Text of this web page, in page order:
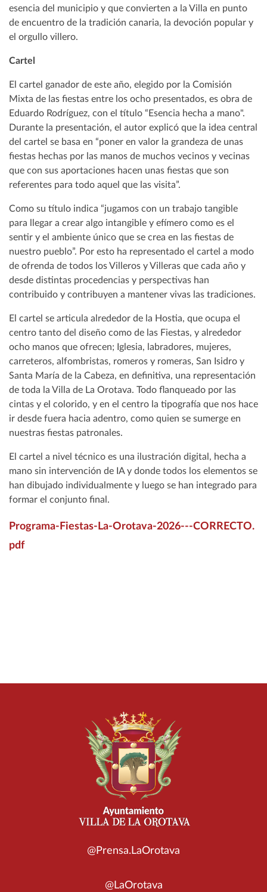
esencia del municipio y que convierten a la Villa en punto
de encuentro de la tradición canaria, la devoción popular y
el orgullo villero.
Cartel
El cartel ganador de este año, elegido por la Comisión
Mixta de las fiestas entre los ocho presentados, es obra de
Eduardo Rodríguez, con el título “Esencia hecha a mano".
Durante la presentación, el autor explicó que la idea central
del cartel se basa en “poner en valor la grandeza de unas
fiestas hechas por las manos de muchos vecinos y vecinas
que con sus aportaciones hacen unas fiestas que son
referentes para todo aquel que las visita”.
Como su título indica “jugamos con un trabajo tangible
para llegar a crear algo intangible y efímero como es el
sentir y el ambiente único que se crea en las fiestas de
nuestro pueblo”. Por esto ha representado el cartel a modo
de ofrenda de todos los Villeros y Villeras que cada año y
desde distintas procedencias y perspectivas han
contribuido y contribuyen a mantener vivas las tradiciones.
El cartel se articula alrededor de la Hostia, que ocupa el
centro tanto del diseño como de las Fiestas, y alrededor
ocho manos que ofrecen; Iglesia, labradores, mujeres,
carreteros, alfombristas, romeros y romeras, San Isidro y
Santa María de la Cabeza, en definitiva, una representación
de toda la Villa de La Orotava. Todo flanqueado por las
cintas y el colorido, y en el centro la tipografía que nos hace
ir desde fuera hacia adentro, como quien se sumerge en
nuestras fiestas patronales.
El cartel a nivel técnico es una ilustración digital, hecha a
mano sin intervención de IA y donde todos los elementos se
han dibujado individualmente y luego se han integrado para
formar el conjunto final.
Programa-Fiestas-La-Orotava-2026---CORRECTO.
pdf
@Prensa.LaOrotava
@LaOrotava